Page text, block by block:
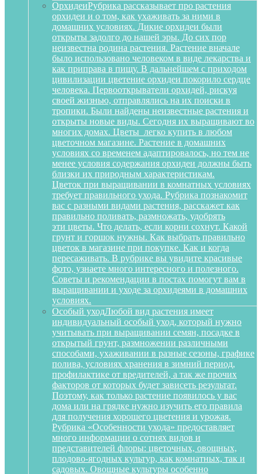
ОрхидеиРубрика рассказывает про растения
орхидеи и о том, как ухаживать за ними в
домашних условиях. Дикие орхидеи были
открыты задолго до нашей эры. До сих пор
неизвестна родина растения. Растение вначале
было использовано человеком в виде лекарства и
как приправа в пищу. В дальнейшем с приходом
цивилизации цветение орхидеи покорило сердце
человека. Первооткрыватели орхидей, рискуя
своей жизнью, отправлялись на их поиски в
тропики. Были найдены неизвестные растения и
открыты новые виды. Сегодня их выращивают во
многих домах. Цветы легко купить в любом
цветочном магазине. Растение в домашних
условиях со временем адаптировалось, но тем не
менее условия содержания орхидеи должны быть
близки их природным характеристикам.
Цветок при выращивании в комнатных условиях
требует правильного ухода. Рубрика познакомит
вас с разными видами растения, расскажет как
правильно поливать, размножать, удобрять
эти цветы. Что делать, если корни сохнут. Какой
грунт и горшок нужны. Как выбрать правильно
цветок в магазине при покупке. Как и когда
пересаживать. В рубрике вы увидите красивые
фото, узнаете много интересного и полезного.
Советы и рекомендации в постах помогут вам в
выращивании и уходе за орхидеями в домашних
условиях.
Особый уходЛюбой вид растения имеет
индивидуальный особый уход, который нужно
учитывать при выращивании семян, посадке в
открытый грунт, размножении различными
способами, ухаживании в разные сезоны, графике
полива, условиях хранения в зимний период,
профилактике от вредителей, а так же прочих
факторов от которых будет зависеть результат.
Поэтому, как только растение появилось у вас
дома или на грядке нужно изучить его правила
для получения хорошего цветения и урожая.
Рубрика «Особенности ухода» предоставляет
много информации о сотнях видов и
представителей флоры: цветочных, овощных,
плодово-ягодных культур, как комнатных, так и
садовых. Овощные культуры особенно